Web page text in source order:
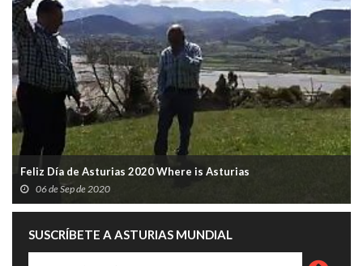
Feliz Día de Asturias 2020 Where is Asturias
06 de Sep de 2020
SUSCRÍBETE A ASTURIAS MUNDIAL